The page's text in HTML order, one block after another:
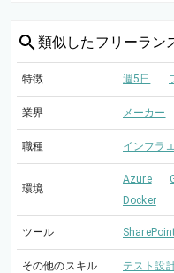
類似した フリーラン
特徴 週5日
業界 メーカー
職種 インフラ
環境
Azure
Docker
ツール
その他のスキル テスト設